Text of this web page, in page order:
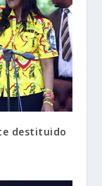
destituido